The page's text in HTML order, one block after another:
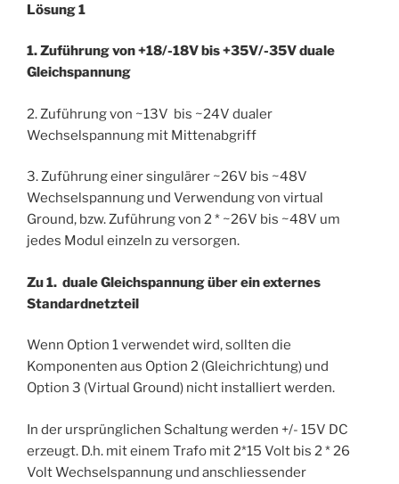
Lösung 1
1. Zuführung von +18/-18V bis +35V/-35V duale
Gleichspannung
2. Zuführung von ~13V bis ~24V dualer
Wechselspannung mit Mittenabgriff
3. Zuführung einer singulärer ~26V bis ~48V
Wechselspannung und Verwendung von virtual
Ground, bzw. Zuführung von 2 * ~26V bis ~48V um
jedes Modul einzeln zu versorgen.
Zu 1. duale Gleichspannung über ein externes
Standardnetzteil
Wenn Option 1 verwendet wird, sollten die
Komponenten aus Option 2 (Gleichrichtung) und
Option 3 (Virtual Ground) nicht installiert werden.
In der ursprünglichen Schaltung werden +/- 15V DC
erzeugt. D.h. mit einem Trafo mit 2*15 Volt bis 2 * 26
Volt Wechselspannung und anschliessender